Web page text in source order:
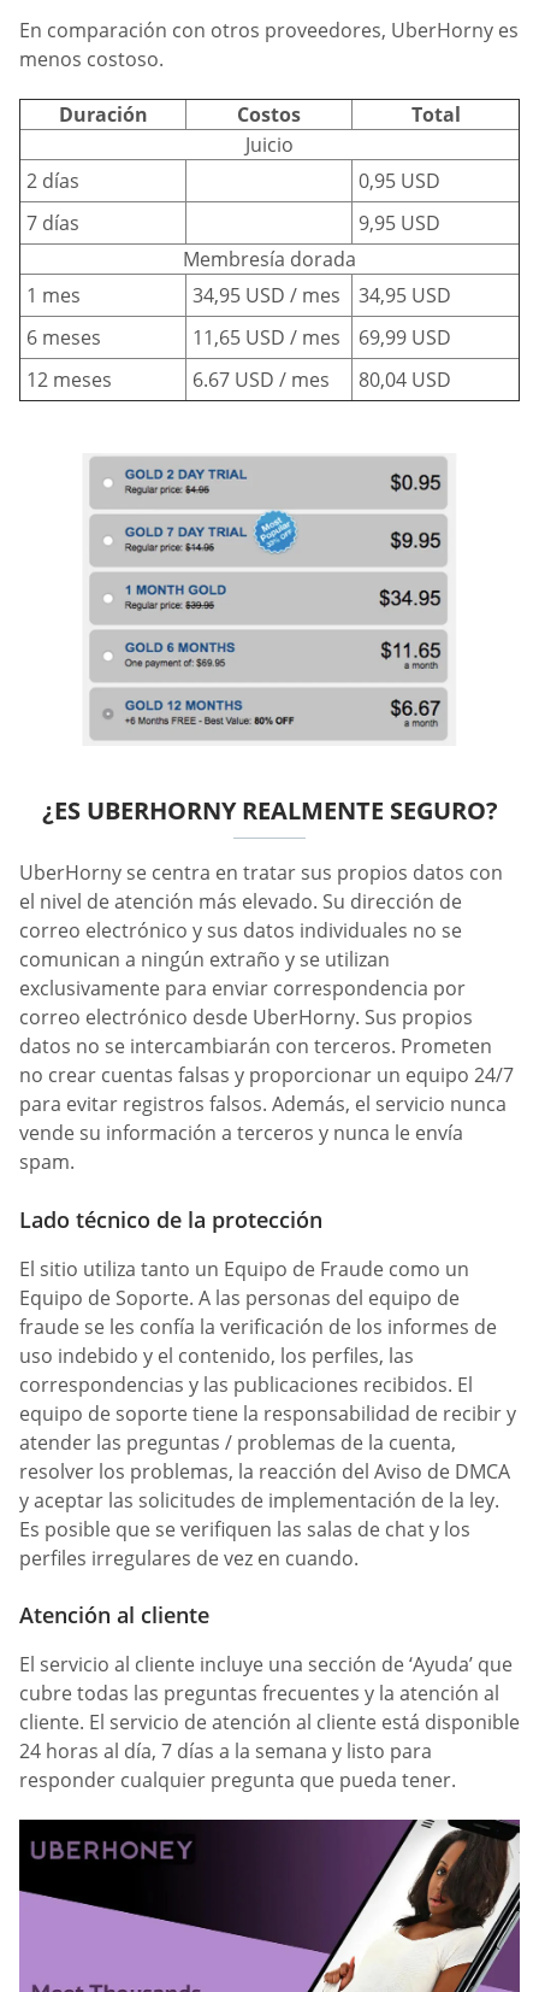
En comparación con otros proveedores, UberHorny es
menos costoso.
Duración Costos
Total
Juicio
2 días
0,95 USD
7 días
9,95 USD
Membresía dorada
1 mes
34,95 USD / mes
34,95 USD
6 meses
11,65 USD / mes
69,99 USD
12 meses
6.67 USD / mes 80,04 USD
¿ES UBERHORNY REALMENTE SEGURO?
UberHorny se centra en tratar sus propios datos con
el nivel de atención más elevado. Su dirección de
correo electrónico y sus datos individuales no se
comunican a ningún extraño y se utilizan
exclusivamente para enviar correspondencia por
correo electrónico desde UberHorny. Sus propios
datos no se intercambiarán con terceros. Prometen
no crear cuentas falsas y proporcionar un equipo 24/7
para evitar registros falsos. Además, el servicio nunca
vende su información a terceros y nunca le envía
spam.
Lado técnico de la protección
El sitio utiliza tanto un Equipo de Fraude como un
Equipo de Soporte. A las personas del equipo de
fraude se les confía la verificación de los informes de
uso indebido y el contenido, los perfiles, las
correspondencias y las publicaciones recibidos. El
equipo de soporte tiene la responsabilidad de recibir y
atender las preguntas / problemas de la cuenta,
resolver los problemas, la reacción del Aviso de DMCA
y aceptar las solicitudes de implementación de la ley.
Es posible que se verifiquen las salas de chat y los
perfiles irregulares de vez en cuando.
Atención al cliente
El servicio al cliente incluye una sección de ‘Ayuda’ que
cubre todas las preguntas frecuentes y la atención al
cliente. El servicio de atención al cliente está disponible
24 horas al día, 7 días a la semana y listo para
responder cualquier pregunta que pueda tener.